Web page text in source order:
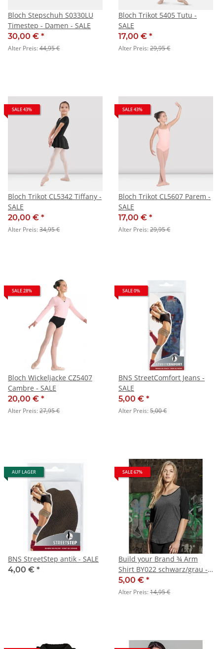
Bloch Stepschuh S0330LU
Timestep - Damen - SALE
30,00 € *
Alter Preis:44,95 €
Bloch Trikot 5405 Tutu -
SALE
17,00 € *
Alter Preis:29,95 €
SALE 43%
Bloch Trikot CL5342 Tiffany -
SALE
20,00 € *
Alter Preis:34,95 €
SALE 43%
Bloch Trikot CL5607 Parem -
SALE
17,00 € *
Alter Preis:29,95 €
SALE 28%
Bloch Wickeljacke CZ5407
Cambre - SALE
20,00 € *
Alter Preis:27,95 €
SALE 0%
BNS StreetComfort Jeans -
SALE
5,00 € *
Alter Preis:5,00 €
AUF LAGER
BNS StreetStep antik - SALE
4,00 € *
SALE 67%
Build your Brand ¾ Arm
Shirt BY022 schwarz/grau -
SALE
5,00 € *
Alter Preis:14,95 €